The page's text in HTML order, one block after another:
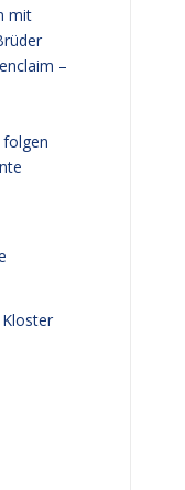
mit
–